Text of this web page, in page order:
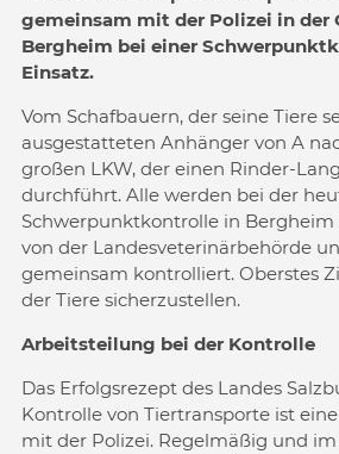
gemeinsam mit der Polizei in der
Bergheim bei einer
Einsatz.
Vom Schafbauern, der seine Tiere
ausgestatteten Anhänger von A
großen LKW, der einen Rinder-
durchführt. Alle werden bei der
Schwerpunktkontrolle in
von der Landesveterinärbehörde
gemeinsam kontrolliert. Oberstes
der Tiere sicherzustellen.
Arbeitsteilung bei der Kontrolle
Das Erfolgsrezept des Landes
Kontrolle von Tiertransporte ist
mit der Polizei. Regelmäßig und